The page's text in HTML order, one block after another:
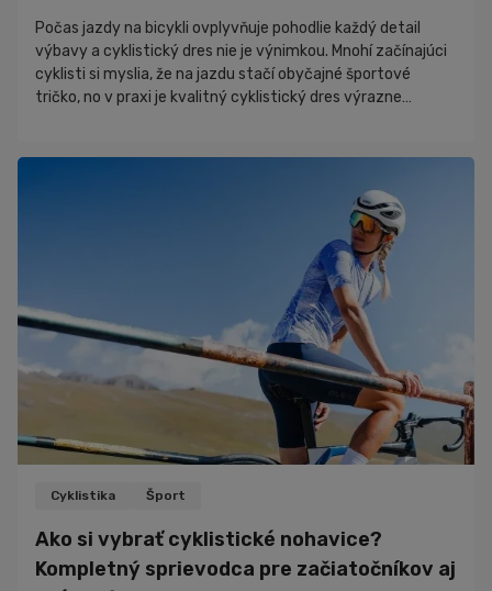
Počas jazdy na bicykli ovplyvňuje pohodlie každý detail
výbavy a cyklistický dres nie je výnimkou. Mnohí začínajúci
cyklisti si myslia, že na jazdu stačí obyčajné športové
tričko, no v praxi je kvalitný cyklistický dres výrazne
vybrať model, ktorý bude vyhovovať práve tebe.
Cyklistika Šport
Ako si vybrať cyklistické nohavice?
Kompletný sprievodca pre začiatočníkov aj